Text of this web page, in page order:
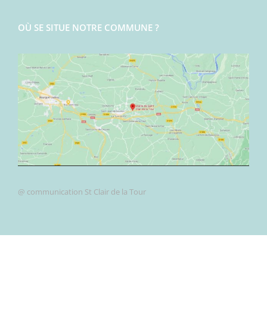
OÙ SE SITUE NOTRE COMMUNE ?
@ communication St Clair de la Tour